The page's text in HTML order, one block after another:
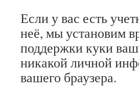
Если у вас есть
неё, мы установим
поддержки куки
никакой личной
вашего браузера.